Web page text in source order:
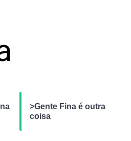
>Gente Fina é outra
coisa